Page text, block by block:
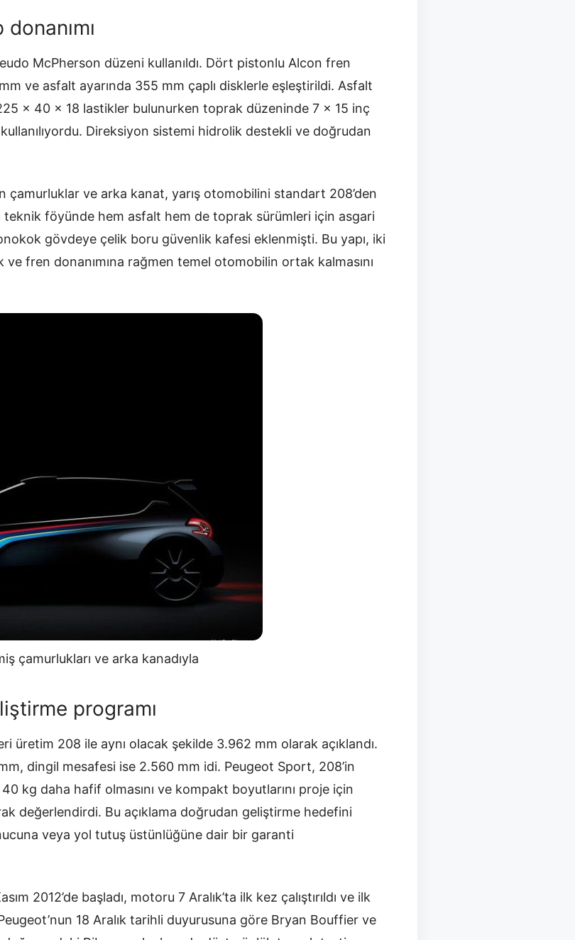
McPherson düzeni kullanıldı. Dört pistonlu Alcon fren
ve asfalt ayarında 355 mm çaplı disklerle eşleştirildi. Asfalt
x 40 x 18 lastikler bulunurken toprak düzeninde 7 x 15 inç
Direksiyon sistemi hidrolik destekli ve doğrudan
çamurluklar ve arka kanat, yarış otomobilini standart 208’den
teknik föyünde hem asfalt hem de toprak sürümleri için asgari
gövdeye çelik boru güvenlik kafesi eklenmişti. Bu yapı, iki
fren donanımına rağmen temel otomobilin ortak kalmasını
çamurlukları ve arka kanadıyla
programı
üretim 208 ile aynı olacak şekilde 3.962 mm olarak açıklandı.
dingil mesafesi ise 2.560 mm idi. Peugeot Sport, 208’in
kg daha hafif olmasını ve kompakt boyutlarını proje için
değerlendirdi. Bu açıklama doğrudan geliştirme hedefini
veya yol tutuş üstünlüğüne dair bir garanti
2012’de başladı, motoru 7 Aralık’ta ilk kez çalıştırıldı ve ilk
18 Aralık tarihli duyurusuna göre Bryan Bouffier ve